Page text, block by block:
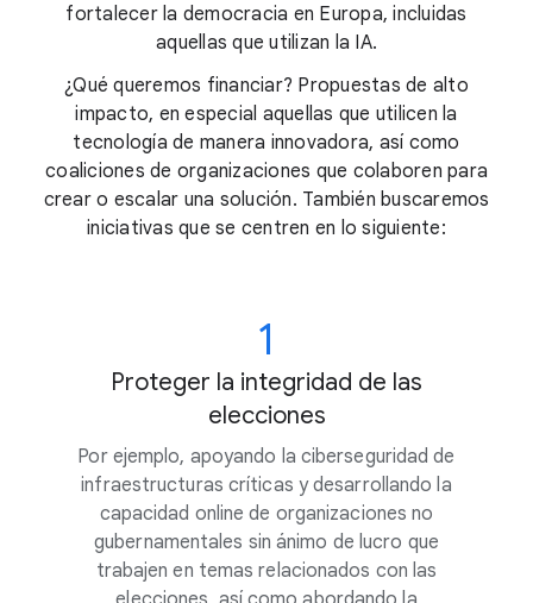
fortalecer la democracia en Europa, incluidas
aquellas que utilizan la IA.
¿Qué queremos financiar? Propuestas de alto
impacto, en especial aquellas que utilicen la
tecnología de manera innovadora, así como
coaliciones de organizaciones que colaboren para
crear o escalar una solución. También buscaremos
iniciativas que se centren en lo siguiente:
1
Proteger la integridad de las
elecciones
Por ejemplo, apoyando la ciberseguridad de
infraestructuras críticas y desarrollando la
capacidad online de organizaciones no
gubernamentales sin ánimo de lucro que
trabajen en temas relacionados con las